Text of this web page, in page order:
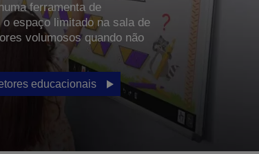
ferramenta de
espaço limitado na sala de
volumosos quando não
educacionais